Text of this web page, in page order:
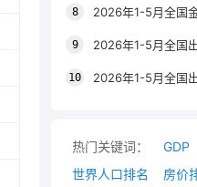
2026年1-5月全国金
2026年1-5月全国出
2026年1-5月全国出
热门关键词： GDP
世界人口排名
房价